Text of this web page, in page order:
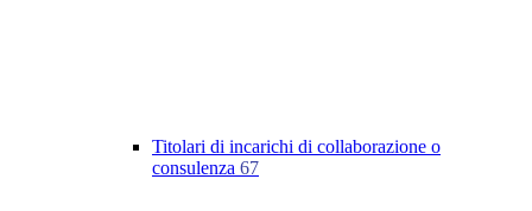
Titolari di incarichi di collaborazione o
consulenza 67